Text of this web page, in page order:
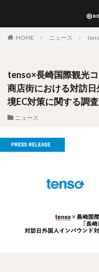
HOME ニュース
tenso×長崎国際観光
商店街における対訪
境EC対策に関する調
ニュース